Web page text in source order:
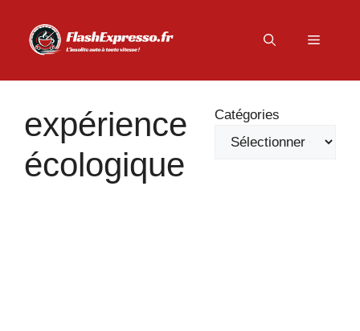
contenu
Menu
expérience
écologique
Catégories